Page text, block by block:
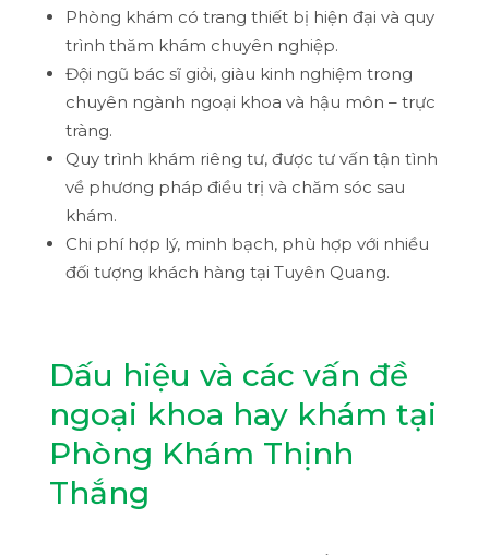
Phòng khám có trang thiết bị hiện đại và quy
trình thăm khám chuyên nghiệp.
Đội ngũ bác sĩ giỏi, giàu kinh nghiệm trong
chuyên ngành ngoại khoa và hậu môn – trực
tràng.
Quy trình khám riêng tư, được tư vấn tận tình
về phương pháp điều trị và chăm sóc sau
khám.
Chi phí hợp lý, minh bạch, phù hợp với nhiều
đối tượng khách hàng tại Tuyên Quang.
Dấu hiệu và các vấn đề
ngoại khoa hay khám tại
Phòng Khám Thịnh
Thắng